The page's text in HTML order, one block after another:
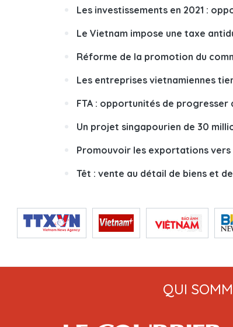
Les investissements en 2021 :
Le Vietnam impose une taxe
Réforme de la promotion du
Les entreprises vietnamiennes
FTA : opportunités de progresser
Un projet singapourien de 30
Promouvoir les exportations vers
Têt : vente au détail de biens et
QUI